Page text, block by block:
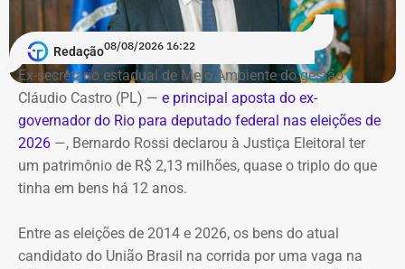
Phuket, Singapura, Bali, Nova York e Orlando. A
justificativa?
As mesmas visitas institucionais a universidades e
intercâmbio acadêmico.
Ranking total de maiores gastos com
diárias, de 2022 a julho de 2026
Beneficiário
Debate entre candidatos ao governo do estado do Rio de
Janeiro
Data: domingo, 09 de agosto de 2026
Horário: 20h
Transmissão: Canal Band, BandNews FM e YouTube do
TEMPO REAL
Pré-hora: 19h, com cobertura especial pelo YouTube do
TEMPO REAL
alastraram pela mata. De acordo com o Corpo de
Bombeiros, agentes especializados em combate a
incêndios florestais foram mobilizados e conseguiram
controlar o fogo.
A operação mobilizou cerca de 40 militares, 11 viaturas e
4 unidades operacionais.
Redação08/08/2026 16:22
Ex-secretário estadual de Meio Ambiente do gestão
Cláudio Castro (PL) — e principal aposta do ex-
governador do Rio para deputado federal nas eleições de
2026 —, Bernardo Rossi declarou à Justiça Eleitoral ter
um patrimônio de R$ 2,13 milhões, quase o triplo do que
tinha em bens há 12 anos.
Entre as eleições de 2014 e 2026, os bens do atual
candidato do União Brasil na corrida por uma vaga na